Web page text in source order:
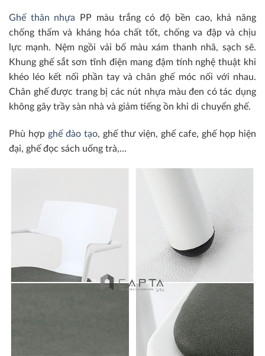
Ghế thân nhựa PP màu trắng có độ bền cao, khả năng
chống thấm và kháng hóa chất tốt, chống va đập và chịu
lực mạnh. Nệm ngồi vải bố màu xám thanh nhã, sạch sẽ.
Khung ghế sắt sơn tĩnh điện mang đậm tính nghệ thuật khi
khéo léo kết nối phần tay và chân ghế móc nối với nhau.
Chân ghế được trang bị các nút nhựa màu đen có tác dụng
không gây trầy sàn nhà và giảm tiếng ồn khi di chuyển ghế.
Phù hợp ghế đào tạo, ghế thư viện, ghế cafe, ghế họp hiện
đại, ghế đọc sách uống trà,…